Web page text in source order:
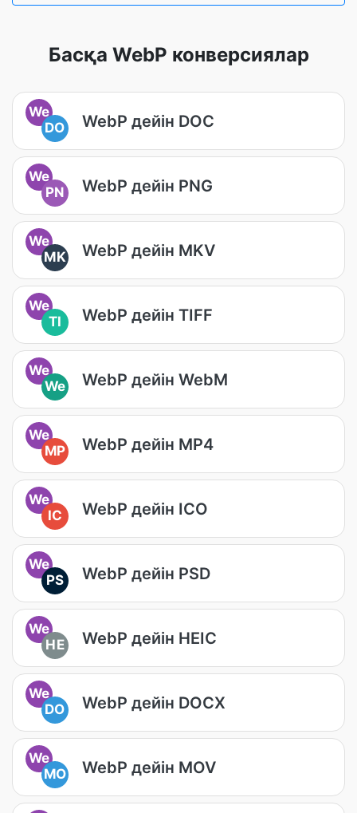
Басқа WebP конверсиялар
We
DO
WebP дейін DOC
We
PN
WebP дейін PNG
We
MK
WebP дейін MKV
We
TI
WebP дейін TIFF
We
We
WebP дейін WebM
We
MP
WebP дейін MP4
We
IC
WebP дейін ICO
We
PS
WebP дейін PSD
We
HE
WebP дейін HEIC
We
DO
WebP дейін DOCX
We
MO
WebP дейін MOV